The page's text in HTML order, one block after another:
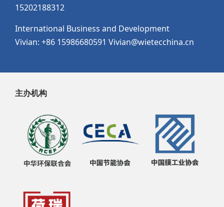
15202188312
International Business and Development
Vivian: +86 15986680591 Vivian@wietecchina.cn
主办机构